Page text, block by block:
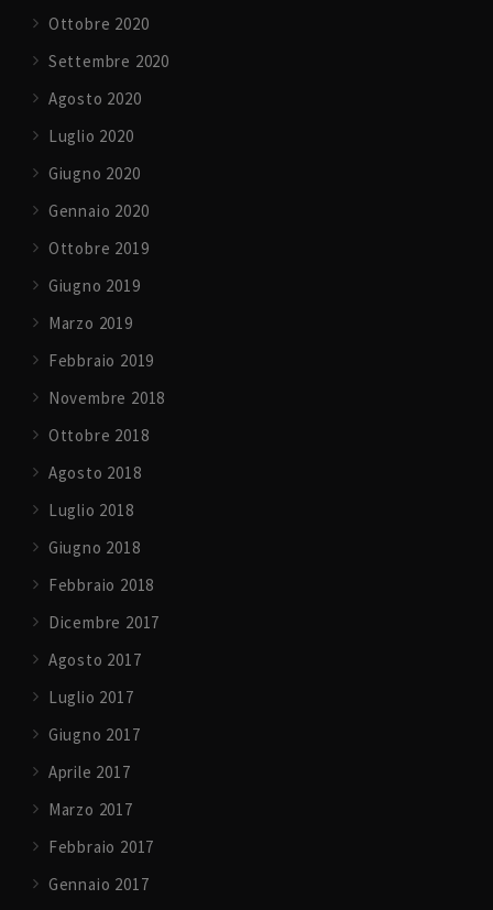
Ottobre 2020
Settembre 2020
Agosto 2020
Luglio 2020
Giugno 2020
Gennaio 2020
Ottobre 2019
Giugno 2019
Marzo 2019
Febbraio 2019
Novembre 2018
Ottobre 2018
Agosto 2018
Luglio 2018
Giugno 2018
Febbraio 2018
Dicembre 2017
Agosto 2017
Luglio 2017
Giugno 2017
Aprile 2017
Marzo 2017
Febbraio 2017
Gennaio 2017